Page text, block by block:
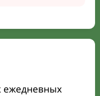
ежедневных